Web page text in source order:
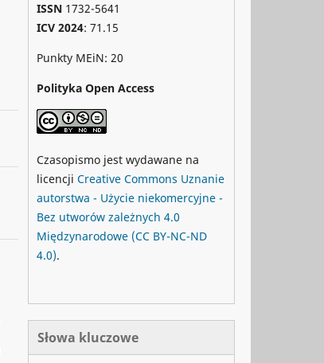
ISSN 1732-5641
ICV 2024: 71.15
Punkty MEiN: 20
Polityka Open Access
Czasopismo jest wydawane na
licencji Creative Commons Uznanie
autorstwa - Użycie niekomercyjne -
Bez utworów zależnych 4.0
Międzynarodowe (CC BY-NC-ND
4.0).
Słowa kluczowe